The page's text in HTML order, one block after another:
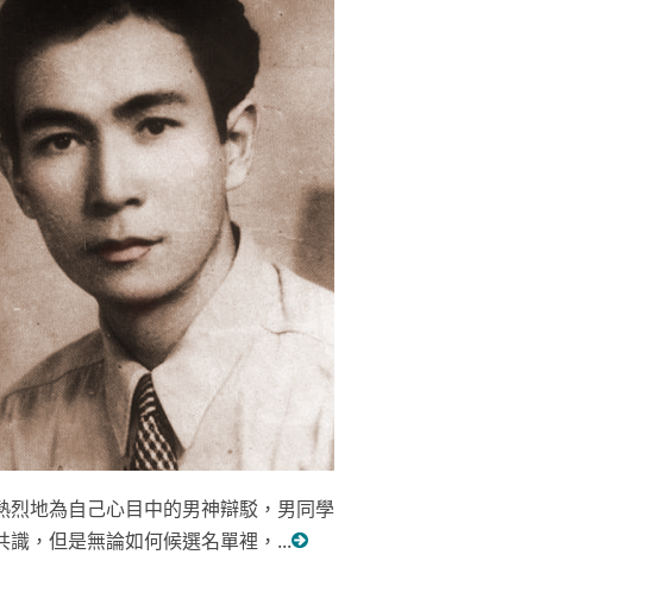
地為自己心目中的男神辯駁，男同學
，但是無論如何候選名單裡，...